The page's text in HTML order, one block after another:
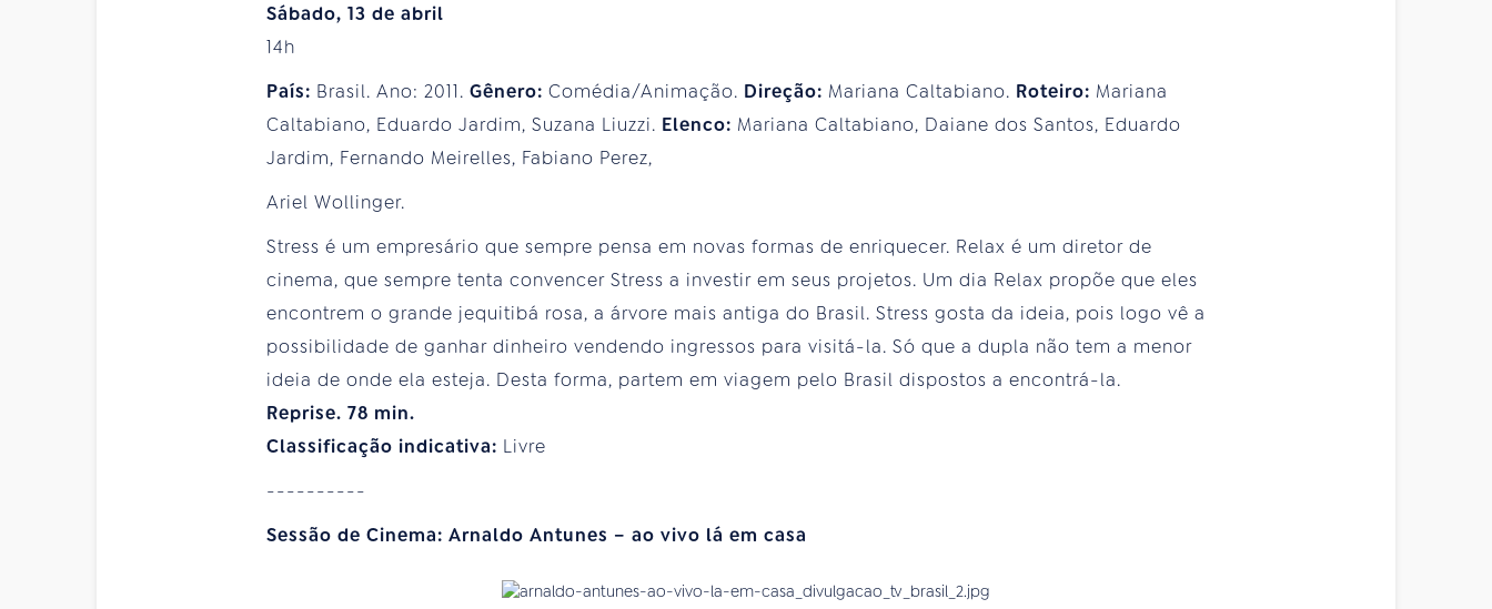
Sábado, 13 de abril
14h
País: Brasil. Ano: 2011. Gênero: Comédia/Animação. Direção: Mariana Caltabiano. Roteiro: Mariana
Caltabiano, Eduardo Jardim, Suzana Liuzzi. Elenco: Mariana Caltabiano, Daiane dos Santos, Eduardo
Jardim, Fernando Meirelles, Fabiano Perez,
Ariel Wollinger.
Stress é um empresário que sempre pensa em novas formas de enriquecer. Relax é um diretor de
cinema, que sempre tenta convencer Stress a investir em seus projetos. Um dia Relax propõe que eles
encontrem o grande jequitibá rosa, a árvore mais antiga do Brasil. Stress gosta da ideia, pois logo vê a
possibilidade de ganhar dinheiro vendendo ingressos para visitá-la. Só que a dupla não tem a menor
ideia de onde ela esteja. Desta forma, partem em viagem pelo Brasil dispostos a encontrá-la.
Reprise. 78 min.
Classificação indicativa: Livre
----------
Sessão de Cinema: Arnaldo Antunes – ao vivo lá em casa